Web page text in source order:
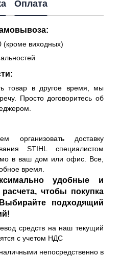
Оплата
(кроме виходных)
товар в другое время, мы
Просто договоритесь об
доставку
STIHL специалистом
в ваш дом или офис. Все,
время.
удобные и
чтобы покупка
подходящий
средств на наш текущий
с учетом НДС
непосредственно в